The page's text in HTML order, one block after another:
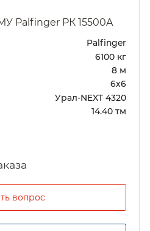
с КМУ Palfinger РК
14.40 тм